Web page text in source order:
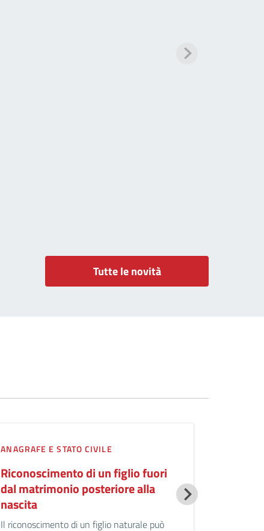
Tutte le novità
ANAGRAFE E STATO CIVILE
Riconoscimento di un figlio fuori
dal matrimonio posteriore alla
nascita
Il riconoscimento di un figlio naturale può